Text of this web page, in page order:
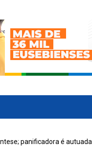
panificadora é autuada